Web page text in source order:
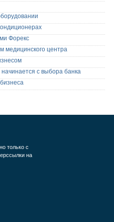
Форекс
медицинского центра
с выбора банка
только с
на